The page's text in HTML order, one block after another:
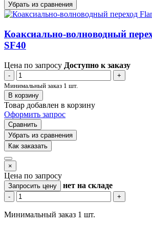
Убрать из сравнения
Коаксиально-волноводный
SF40
Цена по запросу Доступно к заказу
-
+
Минимальный заказ 1 шт.
В корзину
Товар добавлен в корзину
Оформить запрос
Сравнить
Убрать из сравнения
Как заказать
×
Цена по запросу
Запросить цену нет на складе
- +
Минимальный заказ 1 шт.